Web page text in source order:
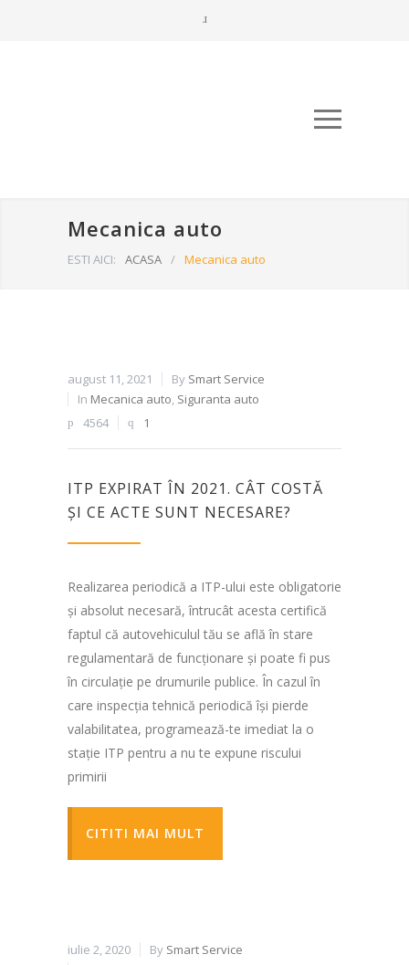
Mecanica auto
ESTI AICI: ACASA / Mecanica auto
august 11, 2021 By Smart Service
In Mecanica auto, Siguranta auto
4564
1
ITP EXPIRAT ÎN 2021. CÂT COSTĂ
ȘI CE ACTE SUNT NECESARE?
Realizarea periodică a ITP-ului este obligatorie
și absolut necesară, întrucât acesta certifică
faptul că autovehiculul tău se află în stare
regulamentară de funcționare și poate fi pus
în circulație pe drumurile publice. În cazul în
care inspecția tehnică periodică își pierde
valabilitatea, programează-te imediat la o
stație ITP pentru a nu te expune riscului
primirii
CITITI MAI MULT
iulie 2, 2020 By Smart Service